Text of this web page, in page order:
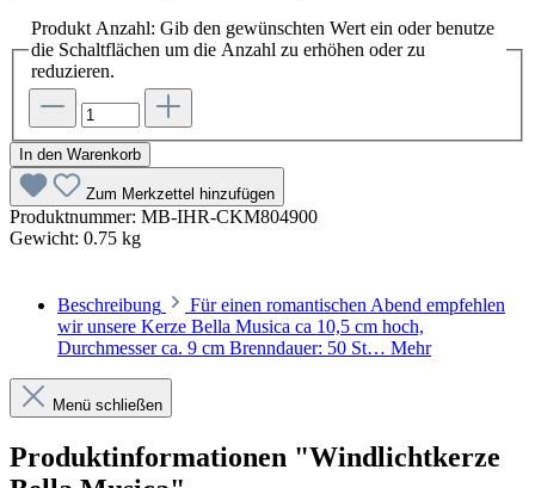
Produkt Anzahl: Gib den gewünschten Wert ein oder benutze
die Schaltflächen um die Anzahl zu erhöhen oder zu
reduzieren.
In den Warenkorb
Zum Merkzettel hinzufügen
Produktnummer: MB-IHR-CKM804900
Gewicht: 0.75 kg
Beschreibung
Für einen romantischen Abend empfehlen
wir unsere Kerze Bella Musica ca 10,5 cm hoch,
Durchmesser ca. 9 cm Brenndauer: 50 St… Mehr
Menü schließen
Produktinformationen "Windlichtkerze